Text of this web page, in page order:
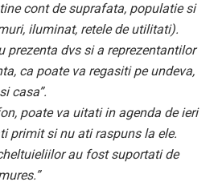
cont de suprafata, populatie si
iluminat, retele de utilitati).
prezenta dvs si a reprezentantilor
ca poate va regasiti pe undeva,
casa”.
poate va uitati in agenda de ieri
primit si nu ati raspuns la ele.
au fost suportati de